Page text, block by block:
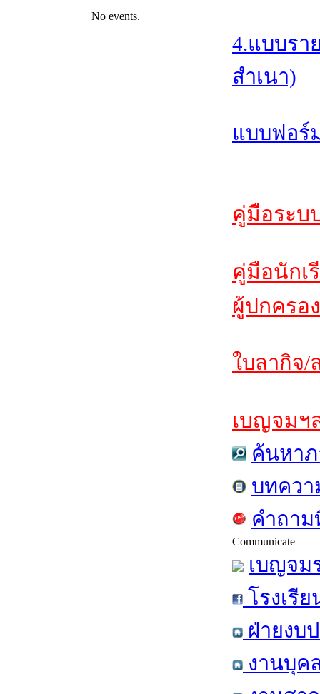
No events.
4.แบบรา
สำเนา)
แบบฟอร์
คู่มือระบ
คู่มือนักเ
ผู้ปกครอ
ใบลากิจ/
เบญจมฯ
ค้นหาภ
บทควา
คำถา
Communicate
เบญจม
โรงเรี
ฝ่ายงบ
งานบุค